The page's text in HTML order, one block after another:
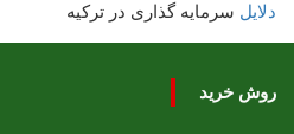
دلایل سرمایه گذاری در ترکیه
روش خرید